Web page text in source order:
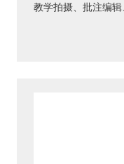
教学拍摄、批注编辑